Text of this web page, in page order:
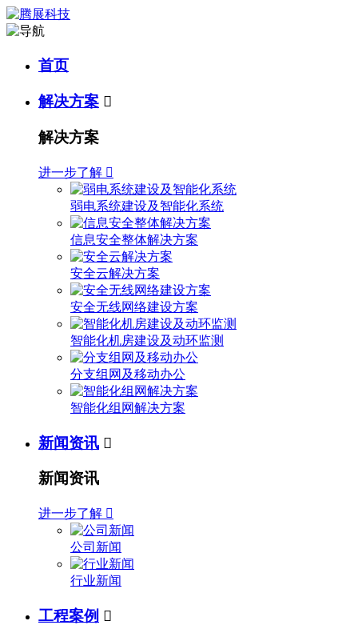
首页
解决方案 
解决方案
进一步了解 
弱电系统建设及智能化系统
信息安全整体解决方案
安全云解决方案
安全无线网络建设方案
智能化机房建设及动环监测
分支组网及移动办公
智能化组网解决方案
新闻资讯 
新闻资讯
进一步了解 
公司新闻
行业新闻
工程案例 